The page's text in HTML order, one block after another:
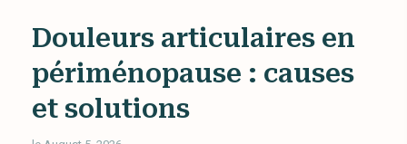
Douleurs articulaires en
périménopause : causes
et solutions